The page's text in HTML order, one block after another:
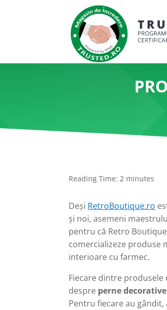
Reading Time: 2 minutes
Deşi RetroBoutique.ro
şi noi, asemeni
pentru că Retro
comercializeze produse
interioare cu farmec.
Fiecare dintre produsele
despre perne decorative
Pentru fiecare au